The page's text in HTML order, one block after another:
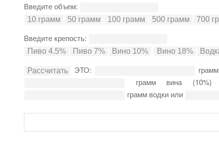
Введите объем:
Введите крепость:
ЭТО:
грамм вина
грамм водки или